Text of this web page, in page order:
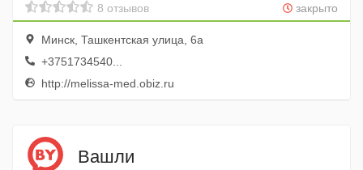
закрыто
8 отзывов
Минск, Ташкентская улица, 6а
+3751734540...
http://melissa-med.obiz.ru
Вашли